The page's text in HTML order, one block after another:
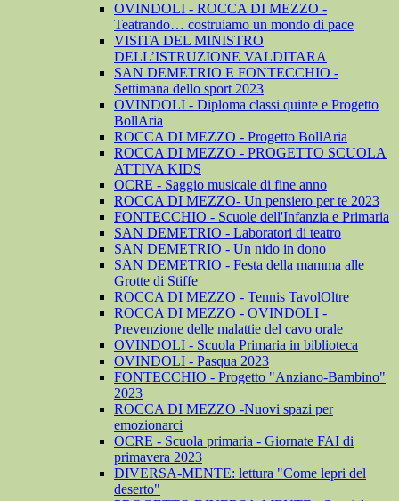
OVINDOLI - ROCCA DI MEZZO -
Teatrando… costruiamo un mondo di pace
VISITA DEL MINISTRO
DELL’ISTRUZIONE VALDITARA
SAN DEMETRIO E FONTECCHIO -
Settimana dello sport 2023
OVINDOLI - Diploma classi quinte e Progetto
BollAria
ROCCA DI MEZZO - Progetto BollAria
ROCCA DI MEZZO - PROGETTO SCUOLA
ATTIVA KIDS
OCRE - Saggio musicale di fine anno
ROCCA DI MEZZO- Un pensiero per te 2023
FONTECCHIO - Scuole dell'Infanzia e Primaria
SAN DEMETRIO - Laboratori di teatro
SAN DEMETRIO - Un nido in dono
SAN DEMETRIO - Festa della mamma alle
Grotte di Stiffe
ROCCA DI MEZZO - Tennis TavolOltre
ROCCA DI MEZZO - OVINDOLI -
Prevenzione delle malattie del cavo orale
OVINDOLI - Scuola Primaria in biblioteca
OVINDOLI - Pasqua 2023
FONTECCHIO - Progetto "Anziano-Bambino"
2023
ROCCA DI MEZZO -Nuovi spazi per
emozionarci
OCRE - Scuola primaria - Giornate FAI di
primavera 2023
DIVERSA-MENTE: lettura "Come lepri del
deserto"